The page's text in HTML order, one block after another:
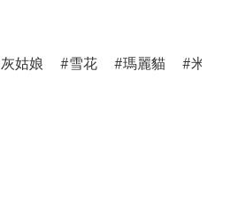
灰姑娘 雪花 瑪麗貓 米菲